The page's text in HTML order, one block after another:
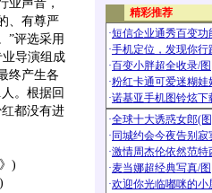
业声音，
、有尊严
”评选采用
导演组成
终产生各
。根据回
都没有进
》)